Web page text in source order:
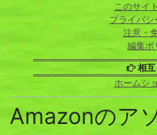
このサイ
プライバシ
注意・
編集ポ
相
ホームシ
Amazonのア